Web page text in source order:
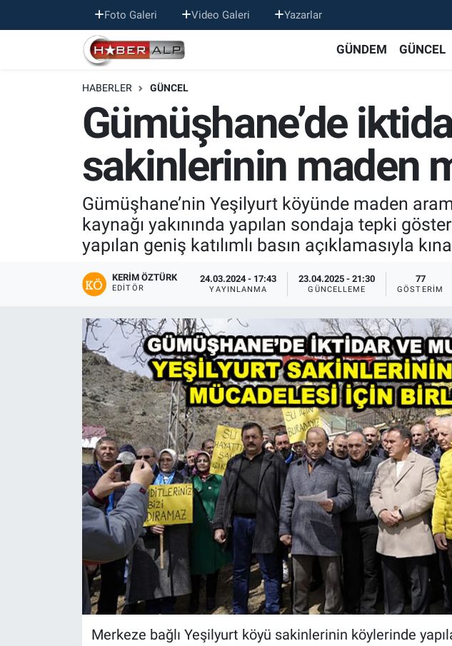
Foto Galeri Video Galeri Yazarlar
GÜNDEM GÜNCEL
HABERLER GÜNCEL
Gümüşhane’de
sakinlerinin maden
Gümüşhane’nin Yeşilyurt köyünde maden
kaynağı yakınında yapılan sondaja tepki
yapılan geniş katılımlı basın açıklamasıyla
KERIM ÖZTÜRK
EDITÖR
24.03.2024 - 17:43
YAYINLANMA
23.04.2025 - 21:30
GÜNCELLEME
77
GÖSTERIM
Merkeze bağlı Yeşilyurt köyü sakinlerinin köylerinde
Nöbetçi Eczaneler
Hava Durumu
Trafik Durumu
Süper Lig Puan Durumu ve Fikstür
Tüm Manşetler
Son Dakika Haberleri
Haber Arşivi